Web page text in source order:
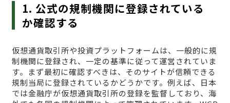
1. 公式の規制機関に登録されている
か確認する
仮想通貨取引所や投資プラットフォームは、一般的に規
制機関に登録され、一定の基準に従って運営されていま
す。まず最初に確認すべきは、そのサイトが信頼できる
規制当局に登録されているかどうかです。例えば、日本
では金融庁が仮想通貨取引所の登録を監督しており、海